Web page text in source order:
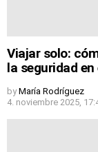
Viajar solo:
la seguridad
by María Rodríguez
4. noviembre 2025,